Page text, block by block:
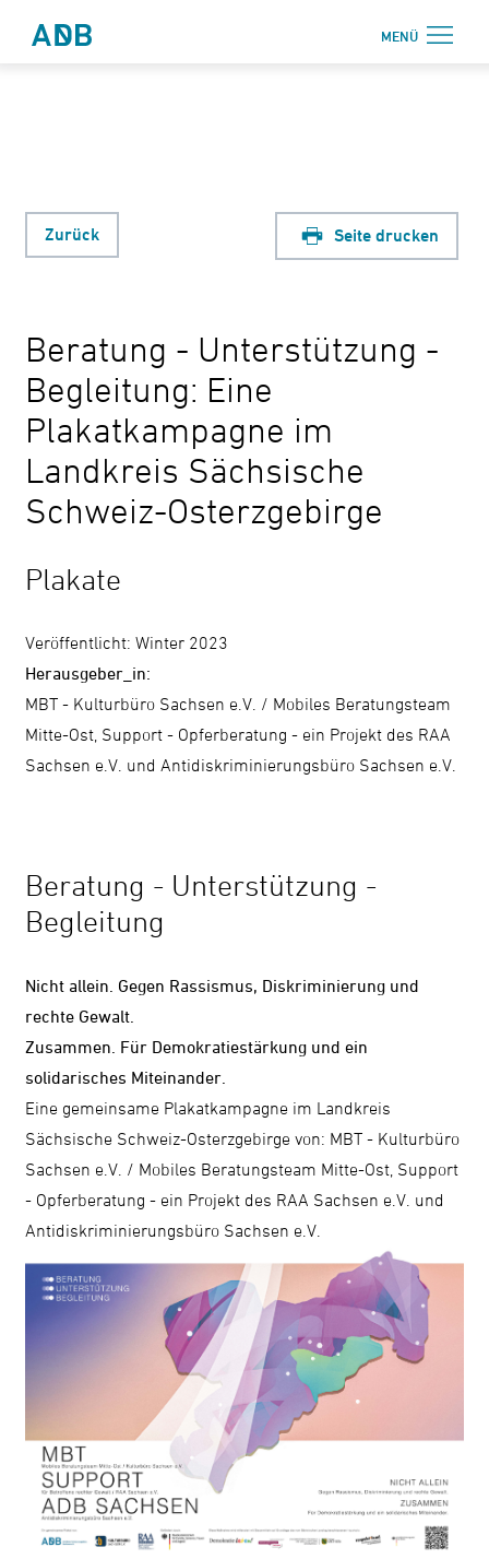
MENÜ
Beratung
Weiterbildung
↗ Nadis
Sprache
Zurück Seite drucken
Beratung - Unterstützung -
Begleitung: Eine
Plakatkampagne im
Landkreis Sächsische
Schweiz-Osterzgebirge
Plakate
Veröffentlicht: Winter 2023
Herausgeber_in:
MBT - Kulturbüro Sachsen e.V. / Mobiles Beratungsteam
Mitte-Ost, Support - Opferberatung - ein Projekt des RAA
Sachsen e.V. und Antidiskriminierungsbüro Sachsen e.V.
Beratung - Unterstützung -
Begleitung
Nicht allein. Gegen Rassismus, Diskriminierung und
rechte Gewalt.
Zusammen. Für Demokratiestärkung und ein
solidarisches Miteinander.
Eine gemeinsame Plakatkampagne im Landkreis
Sächsische Schweiz-Osterzgebirge von: MBT - Kulturbüro
Sachsen e.V. / Mobiles Beratungsteam Mitte-Ost, Support
- Opferberatung - ein Projekt des RAA Sachsen e.V. und
Antidiskriminierungsbüro Sachsen e.V.